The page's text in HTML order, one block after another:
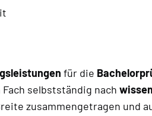
für die
selbstständig nach
zusammengetragen und